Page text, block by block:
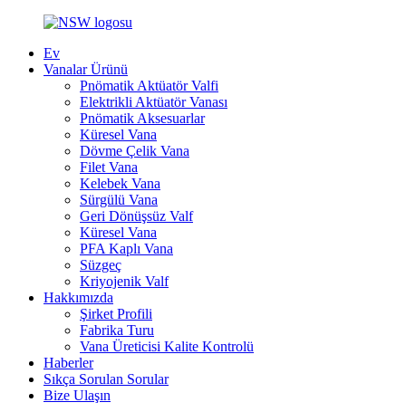
Ev
Vanalar Ürünü
Pnömatik Aktüatör Valfi
Elektrikli Aktüatör Vanası
Pnömatik Aksesuarlar
Küresel Vana
Dövme Çelik Vana
Filet Vana
Kelebek Vana
Sürgülü Vana
Geri Dönüşsüz Valf
Küresel Vana
PFA Kaplı Vana
Süzgeç
Kriyojenik Valf
Hakkımızda
Şirket Profili
Fabrika Turu
Vana Üreticisi Kalite Kontrolü
Haberler
Sıkça Sorulan Sorular
Bize Ulaşın